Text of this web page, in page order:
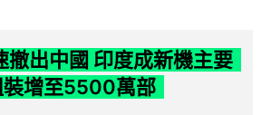
撤出中國 印度成新機主要
裝增至5500萬部